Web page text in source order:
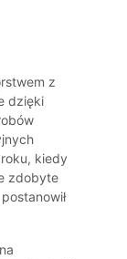
z
dzięki
kiedy
zdobyte